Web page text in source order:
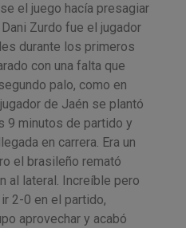
el juego hacía presagiar
Zurdo fue el jugador
durante los primeros
con una falta que
palo, como en
de Jaén se plantó
9 minutos de partido y
en carrera. Era un
el brasileño remató
al lateral. Increíble pero
2-0 en el partido,
aprovechar y acabó